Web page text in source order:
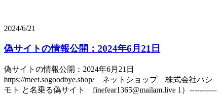
2024/6/21
偽サイトの情報公開：2024年6月21日
偽サイトの情報公開：2024年6月21日
https://meet.sogoodbye.shop/ ネットショップ 株式会社ハシ
モト と名乗る偽サイト finefear1365@mailam.live 1）-----------